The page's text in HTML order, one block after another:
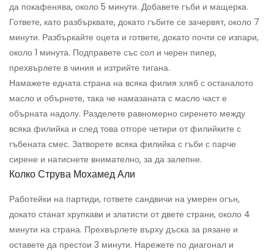
да покафенява, около 5 минути. Добавете гъби и мащерка.
Гответе, като разбърквате, докато гъбите се зачервят, около 7
минути. Разбъркайте оцета и гответе, докато почти се изпари,
около 1 минута. Подправете със сол и черен пипер,
прехвърлете в чиния и изтрийте тигана.
Намажете едната страна на всяка филия хляб с останалото
масло и обърнете, така че намазаната с масло част е
обърната надолу. Разделете равномерно сиренето между
всяка филийка и след това отгоре четири от филийките с
гъбената смес. Затворете всяка филийка с гъби с парче
сирене и натиснете внимателно, за да залепне.
Колко Струва Мохамед Али
Работейки на партиди, гответе сандвичи на умерен огън,
докато станат хрупкави и златисти от двете страни, около 4
минути на страна. Прехвърлете върху дъска за рязане и
оставете да престои 3 минути. Нарежете по диагонал и